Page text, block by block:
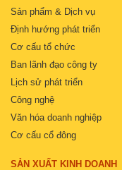
Sản phẩm & Dịch vụ
Định hướng phát triển
Cơ cấu tổ chức
Ban lãnh đạo công ty
Lịch sử phát triển
Công nghệ
Văn hóa doanh nghiệp
Cơ cấu cổ đông
SẢN XUẤT KINH DOANH